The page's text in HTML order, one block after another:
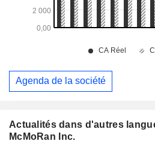
Actualités dans d'autres
McMoRan Inc.
Agenda de la société